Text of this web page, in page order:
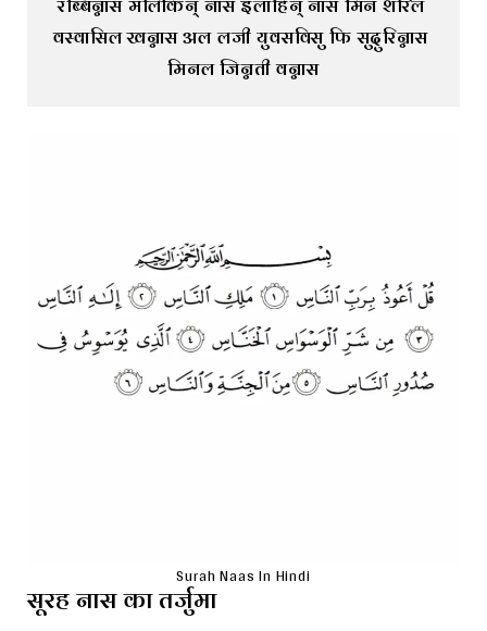
वस्वासिल खन्नास अल लजी युवसविसु फि सुदुरिन्नास
मिनल जिन्नती वन्नास
Surah Naas In Hindi
सूरह नास का तर्जुमा